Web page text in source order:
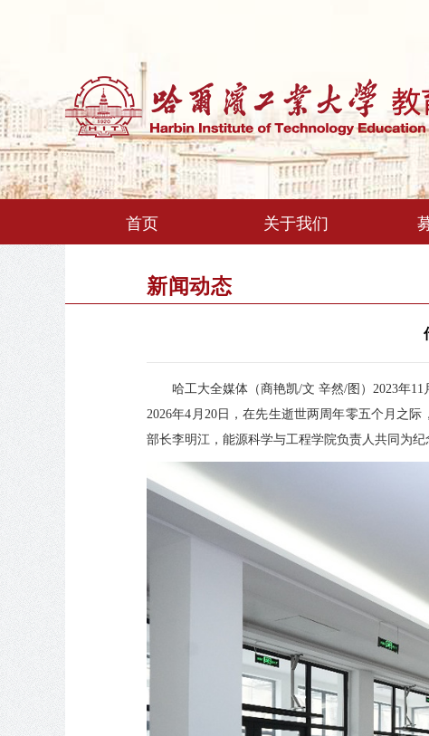
首页 关于我们
新闻动态
哈工大全媒体（商艳凯/文 辛然/图）2023年
2026年4月20日，在先生逝世两周年零五个月之
部长李明江，能源科学与工程学院负责人共同为纪